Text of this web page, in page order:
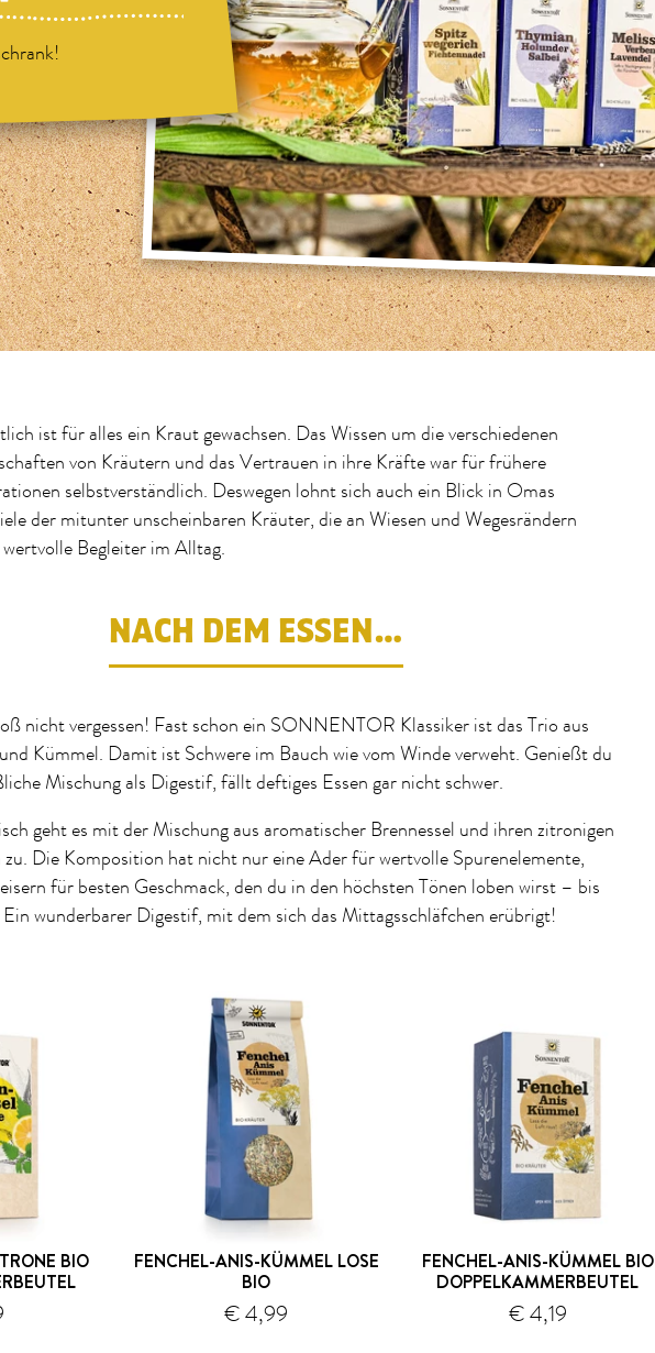
ist für alles ein Kraut gewachsen. Das Wissen um die verschiedenen
von Kräutern und das Vertrauen in ihre Kräfte war für frühere
selbstverständlich. Deswegen lohnt sich auch ein Blick in Omas
der mitunter unscheinbaren Kräuter, die an Wiesen und Wegesrändern
Begleiter im Alltag.
NACH DEM ESSEN…
nicht vergessen! Fast schon ein SONNENTOR Klassiker ist das Trio aus
Kümmel. Damit ist Schwere im Bauch wie vom Winde verweht. Genießt du
Mischung als Digestif, fällt deftiges Essen gar nicht schwer.
geht es mit der Mischung aus aromatischer Brennessel und ihren zitronigen
zu. Die Komposition hat nicht nur eine Ader für wertvolle Spurenelemente,
für besten Geschmack, den du in den höchsten Tönen loben wirst – bis
wunderbarer Digestif, mit dem sich das Mittagsschläfchen erübrigt!
BIO
FENCHEL-ANIS-KÜMMEL LOSE
BIO
€ 4,99Versand
FENCHEL-ANIS-KÜMMEL BIO
DOPPELKAMMERBEUTEL
€ 4,19Versand